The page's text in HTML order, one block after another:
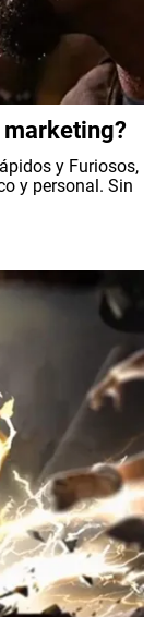
Better Collective.
marketing?
y Furiosos,
y personal. Sin